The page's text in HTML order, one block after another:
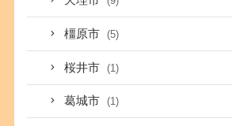
橿原市 (5)
桜井市 (1)
葛城市 (1)